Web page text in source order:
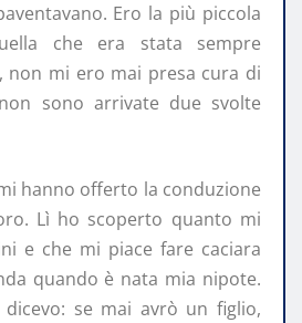
Ero la più piccola
che era stata sempre
non mi ero mai presa cura di
sono arrivate due svolte
hanno offerto la conduzione
Lì ho scoperto quanto mi
e che mi piace fare caciara
quando è nata mia nipote.
se mai avrò un figlio,